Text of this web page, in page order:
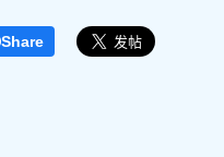
Share